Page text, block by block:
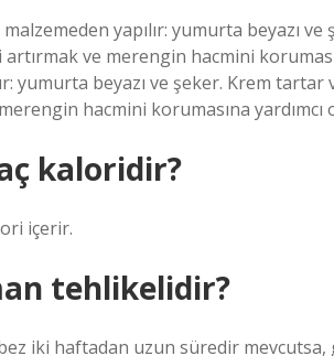
yapılır: yumurta beyazı
ve merengin hacmini
yumurta beyazı ve şeker. Krem
hacmini korumasına yardımcı
kaloridir?
içerir.
tehlikelidir?
iki haftadan uzun süredir